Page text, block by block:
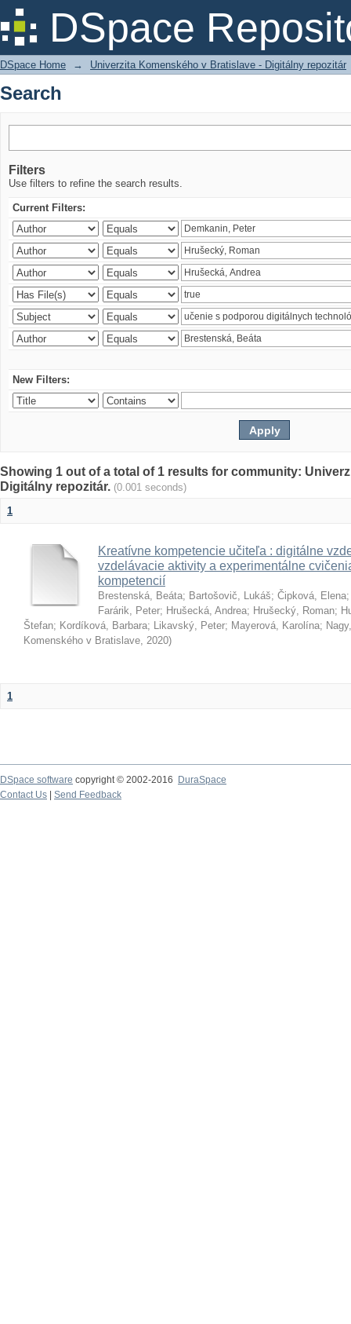
DSpace
Search
DSpace Home → Univerzita Komenského v Bratislave - Digitálny repozitár
Search
Filters
Use filters to refine the search results.
Current Filters:
New Filters:
Showing 1 out of a total of 1 results for community:
Digitálny repozitár. (0.001 seconds)
1
Kreatívne kompetencie učiteľa : digitálne
vzdelávacie aktivity a experimentálne
kompetencií
Brestenská, Beáta; Bartošovič, Lukáš; Čipková, Elena
Farárik, Peter; Hrušecká, Andrea; Hrušecký, Roman;
Štefan; Kordíková, Barbara; Likavský, Peter; Mayerová, Karolína;
Komenského v Bratislave, 2020)
1
DSpace software copyright © 2002-2016
DuraSpace
Contact Us
Send Feedback